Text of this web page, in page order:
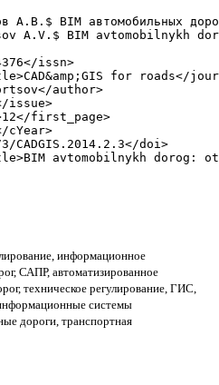
А.В.$ BIM автомобильных
A.V.$ BIM avtomobilnykh
issn>
for roads</
author>
issue>
first_page>
cYear>
CADGIS.2014.2.3</doi>
avtomobilnykh dorog:
информационное
САПР, автоматизированное
, техническое регулирование, ГИС
системы
дороги транспортная